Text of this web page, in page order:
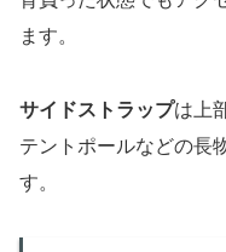
ます。
サイドストラップは上
テントポールなどの長
す。